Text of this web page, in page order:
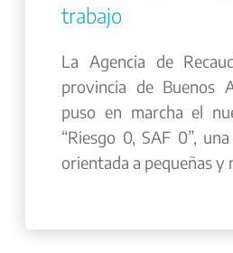
trabajo
La Agencia de
provincia de Buenos
puso en marcha el
“Riesgo 0, SAF 0”,
orientada a pequeñas y